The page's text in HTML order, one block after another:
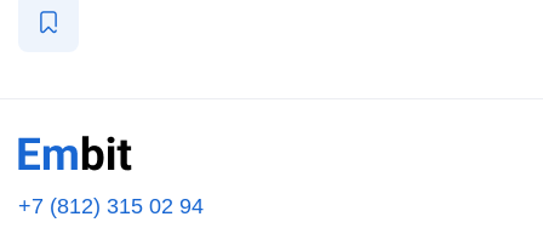
+7 (812) 315 02 94